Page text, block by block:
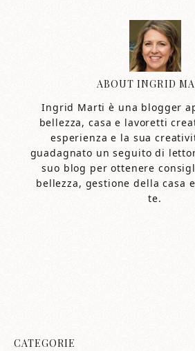
ABOUTINGRID
Ingrid Marti è una blogger
bellezza, casa e lavoretti
esperienza e la sua
guadagnato un seguito di
suo blog per ottenere
bellezza, gestione della casa
te.
CATEGORIE